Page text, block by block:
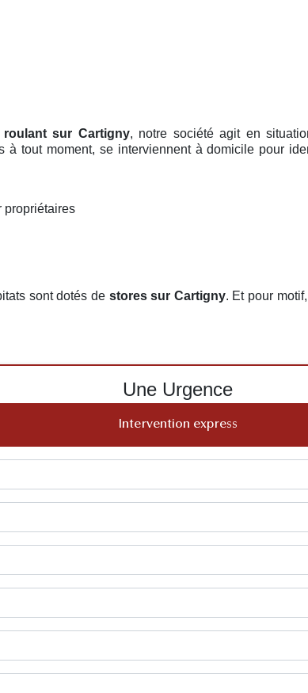
roulant sur Cartigny, notre société agit en
tout moment, se interviennent à domicile pour
propriétaires
sont dotés de stores sur Cartigny. Et pour
Une Urgence
Intervention express